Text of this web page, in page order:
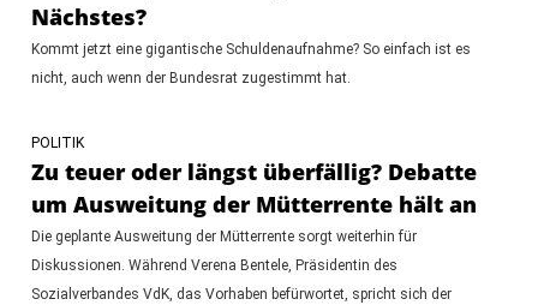
Nächstes?
Kommt jetzt eine gigantische Schuldenaufnahme? So einfach ist es
nicht, auch wenn der Bundesrat zugestimmt hat.
POLITIK
Zu teuer oder längst überfällig? Debatte
um Ausweitung der Mütterrente hält an
Die geplante Ausweitung der Mütterrente sorgt weiterhin für
Diskussionen. Während Verena Bentele, Präsidentin des
Sozialverbandes VdK, das Vorhaben befürwortet, spricht sich der